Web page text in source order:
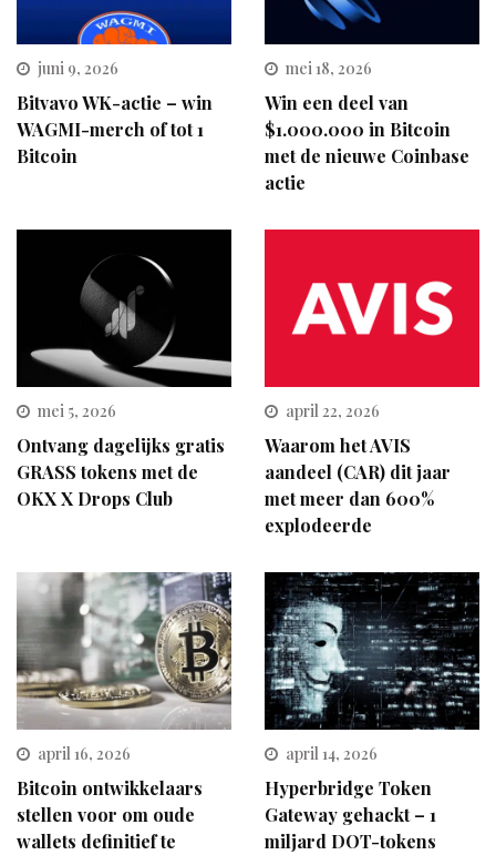
juni 9, 2026
Bitvavo WK-actie – win
WAGMI-merch of tot 1
Bitcoin
mei 18, 2026
Win een deel van
$1.000.000 in Bitcoin
met de nieuwe Coinbase
actie
mei 5, 2026
Ontvang dagelijks gratis
GRASS tokens met de
OKX X Drops Club
april 22, 2026
Waarom het AVIS
aandeel (CAR) dit jaar
met meer dan 600%
explodeerde
april 16, 2026
Bitcoin ontwikkelaars
stellen voor om oude
wallets definitief te
april 14, 2026
Hyperbridge Token
Gateway gehackt – 1
miljard DOT-tokens